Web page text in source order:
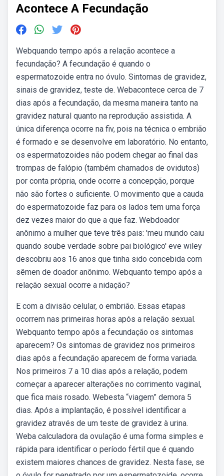
Acontece A Fecundação
Webquando tempo após a relação acontece a
fecundação? A fecundação é quando o
espermatozoide entra no óvulo. Sintomas de gravidez,
sinais de gravidez, teste de. Webacontece cerca de 7
dias após a fecundação, da mesma maneira tanto na
gravidez natural quanto na reprodução assistida. A
única diferença ocorre na fiv, pois na técnica o embrião
é formado e se desenvolve em laboratório. No entanto,
os espermatozoides não podem chegar ao final das
trompas de falópio (também chamados de ovidutos)
por conta própria, onde ocorre a concepção, porque
não são fortes o suficiente. O movimento que a cauda
do espermatozoide faz para os lados tem uma força
dez vezes maior do que a que faz. Webdoador
anônimo a mulher que teve três pais: 'meu mundo caiu
quando soube verdade sobre pai biológico' eve wiley
descobriu aos 16 anos que tinha sido concebida com
sêmen de doador anônimo. Webquanto tempo após a
relação sexual ocorre a nidação?
E com a divisão celular, o embrião. Essas etapas
ocorrem nas primeiras horas após a relação sexual.
Webquanto tempo após a fecundação os sintomas
aparecem? Os sintomas de gravidez nos primeiros
dias após a fecundação aparecem de forma variada.
Nos primeiros 7 a 10 dias após a relação, podem
começar a aparecer alterações no corrimento vaginal,
que fica mais rosado. Webesta “viagem” demora 5
dias. Após a implantação, é possível identificar a
gravidez através de um teste de gravidez à urina.
Weba calculadora da ovulação é uma forma simples e
rápida para identificar o período fértil que é quando
existem maiores chances de gravidez. Nesta fase, se